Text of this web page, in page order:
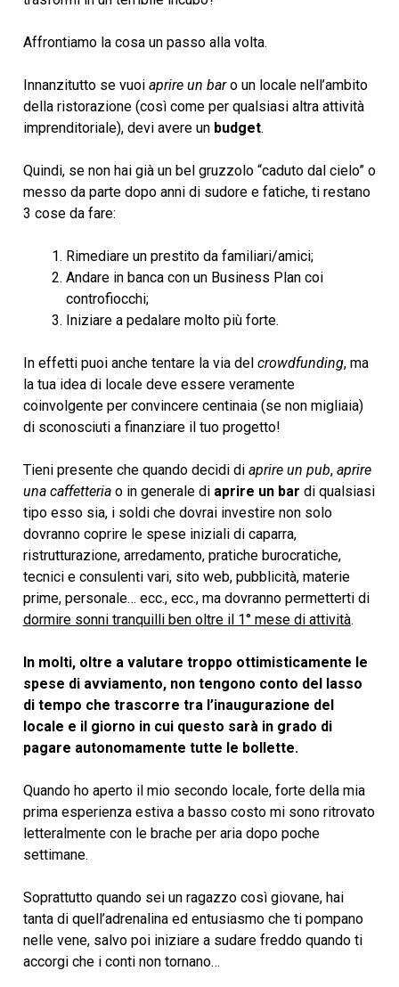
Affrontiamo la cosa un passo alla volta.
Innanzitutto se vuoi aprire un baro un locale nell’ambito
della ristorazione (così come per qualsiasi altra attività
imprenditoriale), devi avere un budget.
Quindi, se non hai già un bel gruzzolo “caduto dal cielo” o
messo da parte dopo anni di sudore e fatiche, ti restano
3 cose da fare:
Rimediare un prestito da familiari/amici;
Andare in banca con un Business Plan coi
controfiocchi;
Iniziare a pedalare molto più forte.
In effetti puoi anche tentare la via del crowdfunding, ma
la tua idea di locale deve essere veramente
coinvolgente per convincere centinaia (se non migliaia)
di sconosciuti a finanziare il tuo progetto!
Tieni presente che quando decidi di aprire un pub, aprire
una caffetteriao in generale di aprire un bar di qualsiasi
tipo esso sia, i soldi che dovrai investire non solo
dovranno coprire le spese iniziali di caparra,
ristrutturazione, arredamento, pratiche burocratiche,
tecnici e consulenti vari, sito web, pubblicità, materie
prime, personale… ecc., ecc., ma dovranno permetterti di
dormire sonni tranquilli ben oltre il 1° mese di attività.
In molti, oltre a valutare troppo ottimisticamente le
spese di avviamento, non tengono conto del lasso
di tempo che trascorre tra l’inaugurazione del
locale e il giorno in cui questo sarà in grado di
pagare autonomamente tutte le bollette.
Quando ho aperto il mio secondo locale, forte della mia
prima esperienza estiva a basso costo mi sono ritrovato
letteralmente con le brache per aria dopo poche
settimane.
Soprattutto quando sei un ragazzo così giovane, hai
tanta di quell’adrenalina ed entusiasmo che ti pompano
nelle vene, salvo poi iniziare a sudare freddo quando ti
accorgi che i conti non tornano…